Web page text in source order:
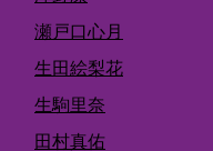
瀬戸口心月
生田絵梨花
生駒里奈
田村真佑